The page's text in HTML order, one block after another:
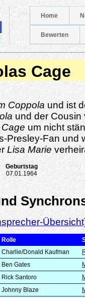
Home
Bewerten
Cage
Coppola und ist
und der
Cage um nicht
Presley-Fan und
Lisa Marie
Geburtstag
07.01.1964
Rolle
Charlie/Donald Kaufman
Ben Gates
Rick Santoro
Johnny Blaze